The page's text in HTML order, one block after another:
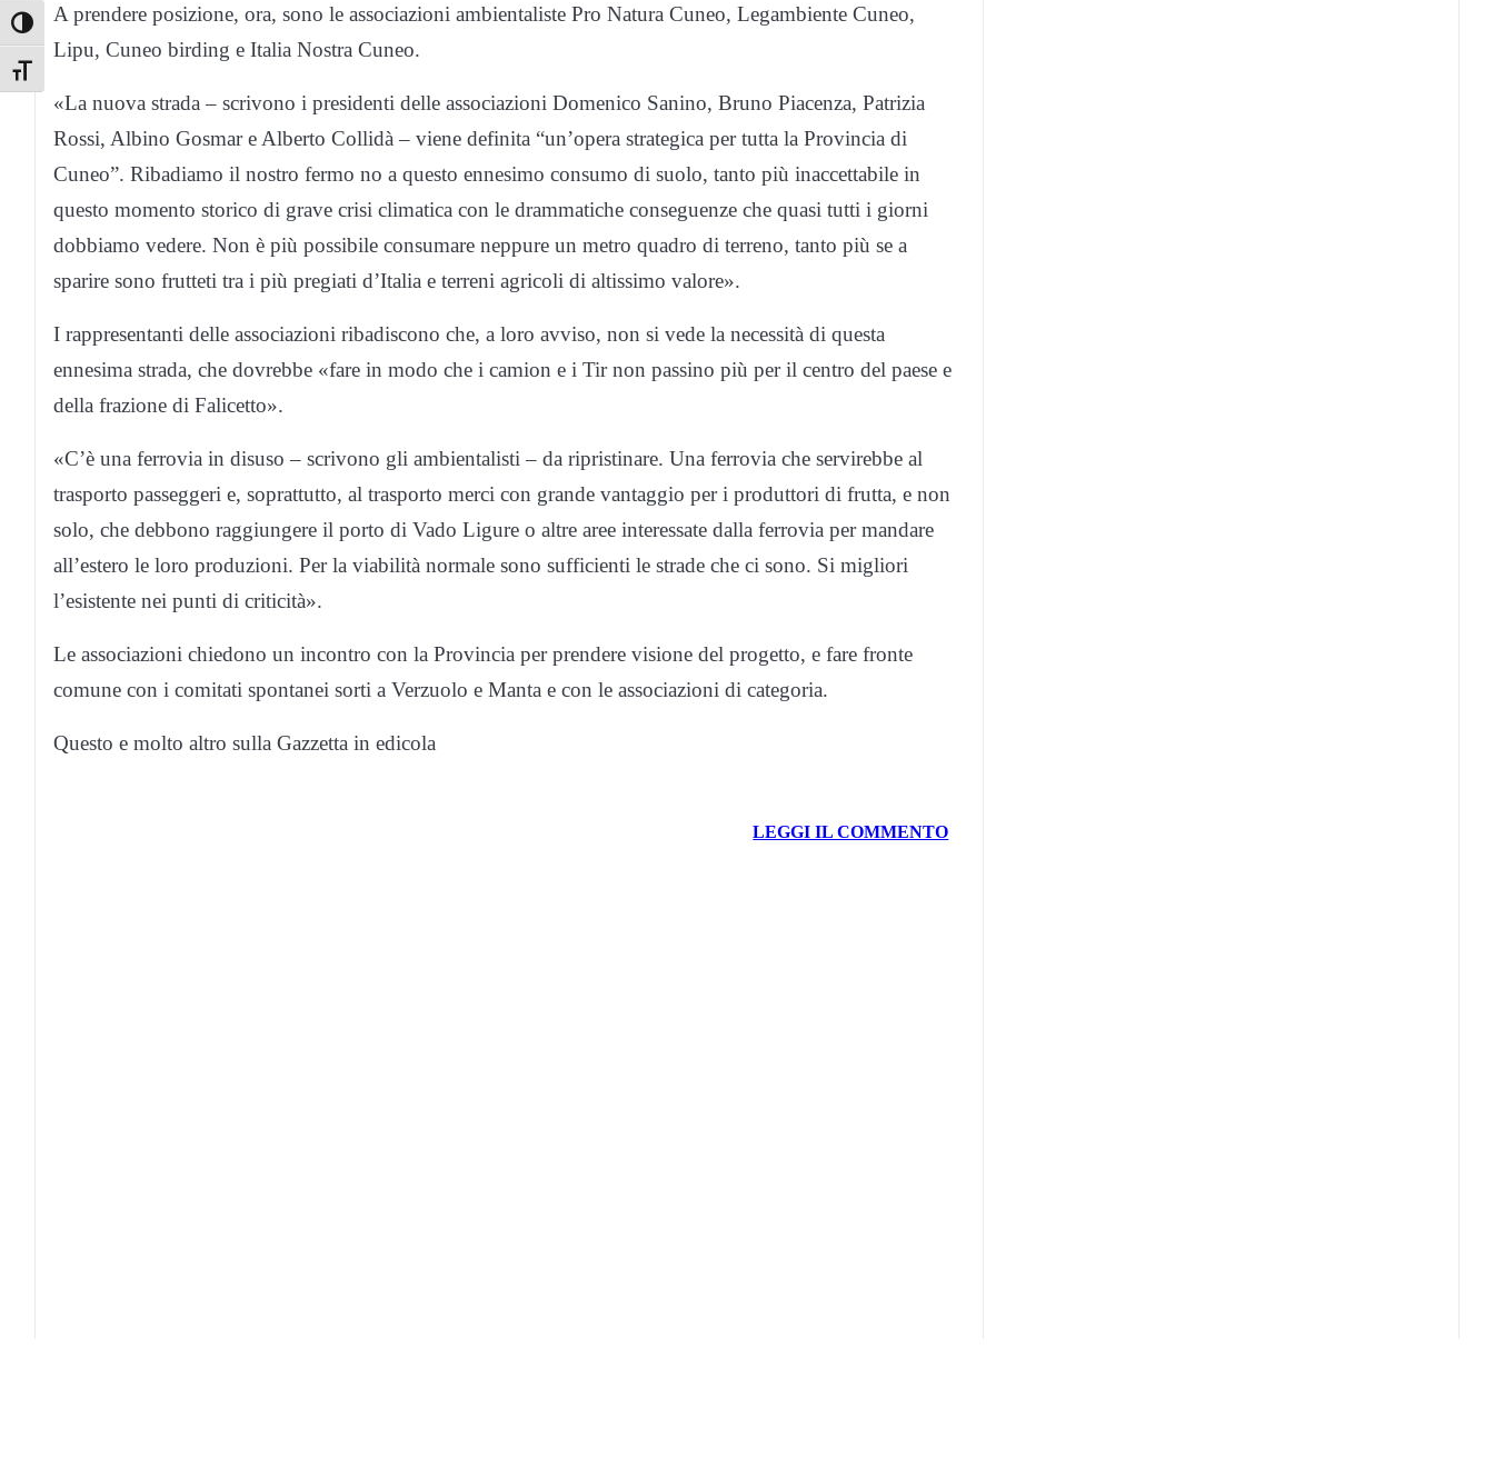
Toggle High Contrast
Toggle Font size
A prendere posizione, ora, sono le associazioni ambientaliste Pro Natura Cuneo, Legambiente Cuneo,
Lipu, Cuneo birding e Italia Nostra Cuneo.
«La nuova strada – scrivono i presidenti delle associazioni Domenico Sanino, Bruno Piacenza, Patrizia
Rossi, Albino Gosmar e Alberto Collidà – viene definita “un’opera strategica per tutta la Provincia di
Cuneo”. Ribadiamo il nostro fermo no a questo ennesimo consumo di suolo, tanto più inaccettabile in
questo momento storico di grave crisi climatica con le drammatiche conseguenze che quasi tutti i giorni
dobbiamo vedere. Non è più possibile consumare neppure un metro quadro di terreno, tanto più se a
sparire sono frutteti tra i più pregiati d’Italia e terreni agricoli di altissimo valore».
I rappresentanti delle associazioni ribadiscono che, a loro avviso, non si vede la necessità di questa
ennesima strada, che dovrebbe «fare in modo che i camion e i Tir non passino più per il centro del paese e
della frazione di Falicetto».
«C’è una ferrovia in disuso – scrivono gli ambientalisti – da ripristinare. Una ferrovia che servirebbe al
trasporto passeggeri e, soprattutto, al trasporto merci con grande vantaggio per i produttori di frutta, e non
solo, che debbono raggiungere il porto di Vado Ligure o altre aree interessate dalla ferrovia per mandare
all’estero le loro produzioni. Per la viabilità normale sono sufficienti le strade che ci sono. Si migliori
l’esistente nei punti di criticità».
Le associazioni chiedono un incontro con la Provincia per prendere visione del progetto, e fare fronte
comune con i comitati spontanei sorti a Verzuolo e Manta e con le associazioni di categoria.
Questo e molto altro sulla Gazzetta in edicola
LEGGI IL COMMENTO